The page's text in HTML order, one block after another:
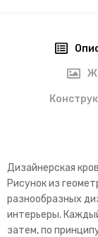
Дизайнерская
Рисунок из
разнообразных
интерьеры.
затем, по